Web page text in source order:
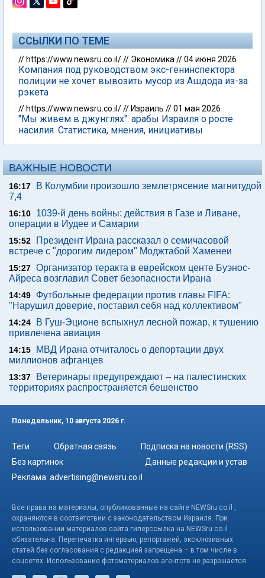
ССЫЛКИ ПО ТЕМЕ
// https://www.newsru.co.il/// Экономика //04 июня 2026
Компания под руководством экс-генинспектора
полиции не хочет вывозить мусор из Ашдода из-за
рэкета
// https://www.newsru.co.il/// Израиль //01 мая 2026
"Мы живем в джунглях": арабы Израиля о росте
насилия. Статистика, мнения, инициативы
ВАЖНЫЕ НОВОСТИ
16:17
В Колумбии произошло землетрясение магнитудой
7,4
16:10
1039-й день войны: действия в Газе и Ливане,
операции в Иудее и Самарии
15:52
Президент Ирана рассказал о семичасовой
встрече с "дорогим лидером" Моджтабой Хаменеи
15:27 Организатор теракта в еврейском центе Буэнос-
Айреса возглавил Совет безопасности Ирана
14:49
Футбольные федерации против главы FIFA:
"Нарушил доверие, поставил себя над коллективом"
14:24
В Гуш-Эционе вспыхнул лесной пожар, к тушению
привлечена авиация
14:15
МВД Ирана отчиталось о депортации двух
миллионов афганцев
13:37
Ветеринары предупреждают – на палестинских
территориях распространяется бешенство
Понедельник, 10 августа 2026 г.
Теги Обратная связь
Подписка на новости (RSS)
Без картинок
Данные редакции и устав
Реклама: advertising@newsru.co.il
Все права на материалы, опубликованные на сайте NEWSru.co.il ,
охраняются в соответствии с законодательством Израиля. При
использовании материалов сайта гиперссылка на NEWSru.co.il
обязательна. Перепечатка интервью, репортажей, эксклюзивных
статей без согласования с редакцией запрещена – в том числе в
соцсетях. Использование фотоматериалов агентств не разрешается.